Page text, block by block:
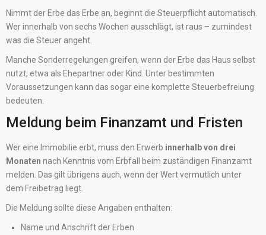
Nimmt der Erbe das Erbe an, beginnt die Steuerpflicht automatisch.
Wer innerhalb von sechs Wochen ausschlägt, ist raus – zumindest
was die Steuer angeht.
Manche Sonderregelungen greifen, wenn der Erbe das Haus selbst
nutzt, etwa als Ehepartner oder Kind. Unter bestimmten
Voraussetzungen kann das sogar eine komplette Steuerbefreiung
bedeuten.
Meldung beim Finanzamt und Fristen
Wer eine Immobilie erbt, muss den Erwerb innerhalb von drei
Monaten nach Kenntnis vom Erbfall beim zuständigen Finanzamt
melden. Das gilt übrigens auch, wenn der Wert vermutlich unter
dem Freibetrag liegt.
Die Meldung sollte diese Angaben enthalten:
Name und Anschrift der Erben